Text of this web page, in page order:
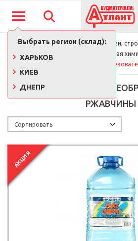
Выбрать регион (склад):
ХАРЬКОВ
КИЕВ
ДНЕПР
Главная
Краски, лаки, клеи,
Строительная
Растворители,
РАСТВОРИТЕЛИ,
РЖАВЧИНЫ
АКЦИЯ